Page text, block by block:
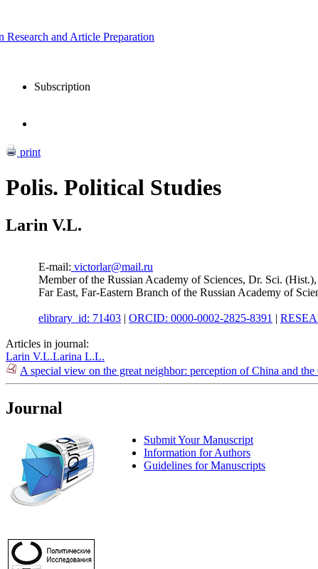
and Article Preparation
Subscription
print
Polis. Political Studies
Larin V.L.
E-mail: victorlar@mail.ru
Member of the Russian Academy of Sciences, Dr. Sci.
Far East, Far-Eastern Branch of the Russian Academy of
elibrary_id: 71403 | ORCID: 0000-0002-2825-8391 |
Articles in journal:
Larin V.L.Larina L.L.
A special view on the great neighbor: perception of China and
Journal
Submit Your Manuscript
Information for Authors
Guidelines for Manuscripts